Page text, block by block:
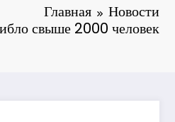
Главная
Новости
свыше 2000 человек